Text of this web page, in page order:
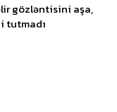
gözləntisini aşa,
tutmadı